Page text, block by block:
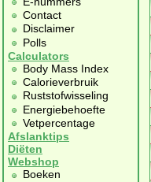
Contact
Disclaimer
Polls
Calculators
Body Mass Index
Calorieverbruik
Ruststofwisseling
Energiebehoefte
Vetpercentage
Afslanktips
Diëten
Webshop
Boeken